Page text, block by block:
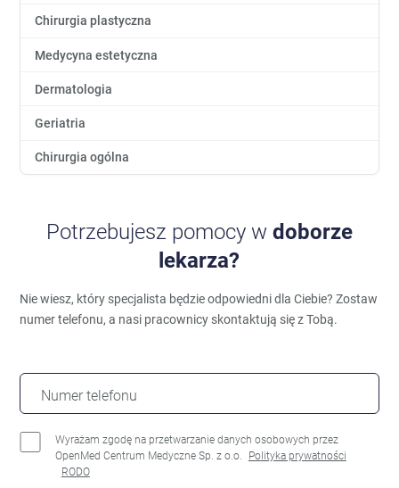
Chirurgia plastyczna
Medycyna estetyczna
Dermatologia
Geriatria
Chirurgia ogólna
Potrzebujesz pomocy w doborze
lekarza?
Nie wiesz, który specjalista będzie odpowiedni dla Ciebie?Zostaw
numer telefonu, a nasi pracownicy skontaktują się z Tobą.
Numer telefonu
Wyrażam zgodę na przetwarzanie danych osobowych przez
OpenMed Centrum Medyczne Sp. z o.o.
Polityka prywatności
RODO